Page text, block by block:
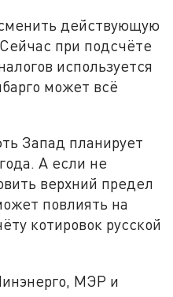
действующую
при подсчёте
используется
может всё
Запад планирует
А если не
верхний предел
повлиять на
котировок русской
МЭР и